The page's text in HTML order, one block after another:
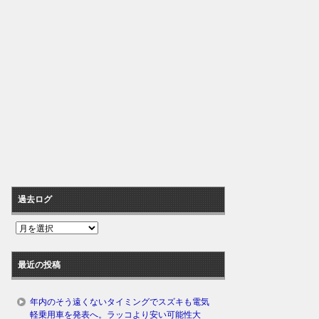
過去ログ
過
ロ
グ
最近の投稿
年内のそう遠くないタイミングでスズキも電気
軽乗用車を発表へ。ラッコより安い可能性大